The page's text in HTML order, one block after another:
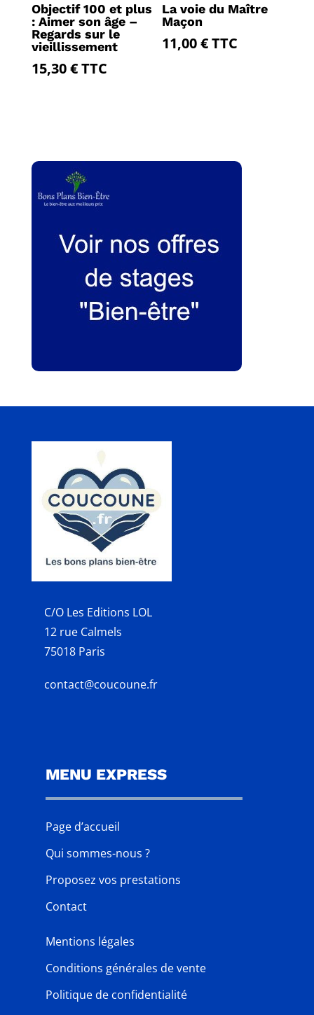
Objectif 100 et plus
: Aimer son âge –
Regards sur le
vieillissement
15,30€TTC
La voie du Maître
Maçon
11,00€TTC
C/O Les Editions LOL
12 rue Calmels
75018 Paris
contact@coucoune.fr
MENU EXPRESS
Page d’accueil
Qui sommes-nous ?
Proposez vos prestations
Contact
Mentions légales
Conditions générales de vente
Politique de confidentialité